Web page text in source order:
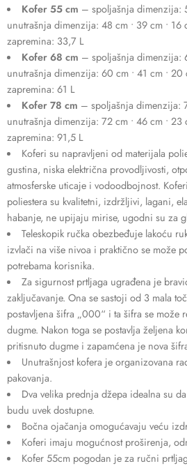
Kofer 55 cm – spoljašnja dimenzija:
unutrašnja dimenzija: 48 cm • 39 cm •
zapremina: 33,7 L
Kofer 68 cm – spoljašnja dimenzija:
unutrašnja dimenzija: 60 cm • 41 cm •
zapremina: 61 L
Kofer 78 cm – spoljašnja dimenzija:
unutrašnja dimenzija: 72 cm • 46 cm •
zapremina: 91,5 L
Koferi su napravljeni od materijala
gustina, niska električna provodljivosti,
atmosferske uticaje i vodoodbojnost.
poliestera su kvalitetni, izdržljivi, lagani,
habanje, ne upijaju mirise, ugodni su za
Teleskopik ručka obezbeđuje lakoću
izvlači na više nivoa i praktično se može
potrebama korisnika.
Za sigurnost prtljaga ugrađena je
zaključavanje. Ona se sastoji od 3 mala
postavljena šifra „000“ i ta šifra se može
dugme. Nakon toga se postavlja željena
pritisnuto dugme i zapamćena je nova
Unutrašnjost kofera je organizovana
pakovanja.
Dva velika prednja džepa idealna su
budu uvek dostupne.
Bočna ojačanja omogućavaju veću
Koferi imaju mogućnost proširenja,
Kofer 55cm pogodan je za ručni